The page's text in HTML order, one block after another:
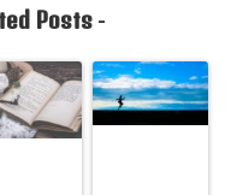
Posts-